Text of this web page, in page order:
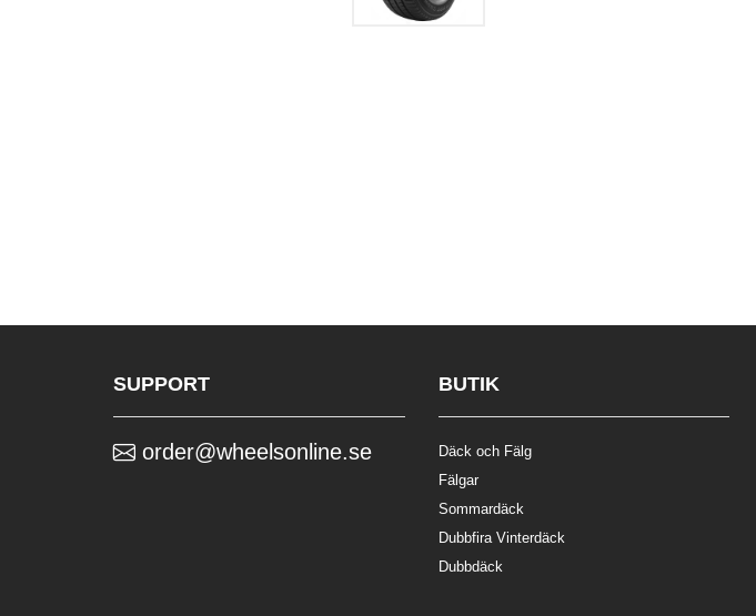
SUPPORT
order@wheelsonline.se
BUTIK
Däck och Fälg
Fälgar
Sommardäck
Dubbfira Vinterdäck
Dubbdäck